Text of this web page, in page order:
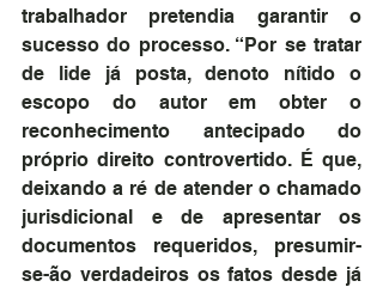
trabalhador pretendia garantir o
sucesso do processo. “Por se tratar
de lide já posta, denoto nítido o
escopo do autor em obter o
reconhecimento antecipado do
próprio direito controvertido. É que,
deixando a ré de atender o chamado
jurisdicional e de apresentar os
documentos requeridos, presumir-
se-ão verdadeiros os fatos desde já